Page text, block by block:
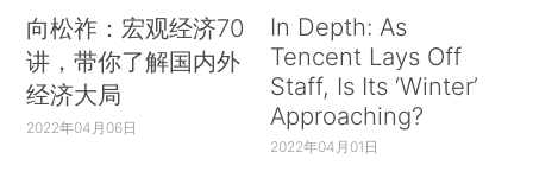
向松祚：宏观经济70
讲，带你了解国内外
经济大局
2022年04月06日
In Depth: As
Tencent Lays Off
Staff, Is Its ‘Winter’
Approaching?
2022年04月01日